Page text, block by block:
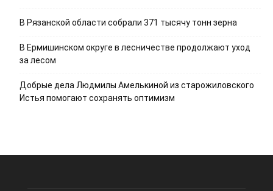
В Рязанской области собрали 371 тысячу тонн зерна
В Ермишинском округе в лесничестве продолжают уход
за лесом
Добрые дела Людмилы Амелькиной из старожиловского
Истья помогают сохранять оптимизм